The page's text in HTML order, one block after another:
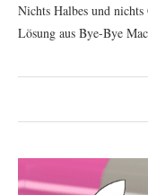
Nichts Halbes und
Lösung aus Bye-Bye